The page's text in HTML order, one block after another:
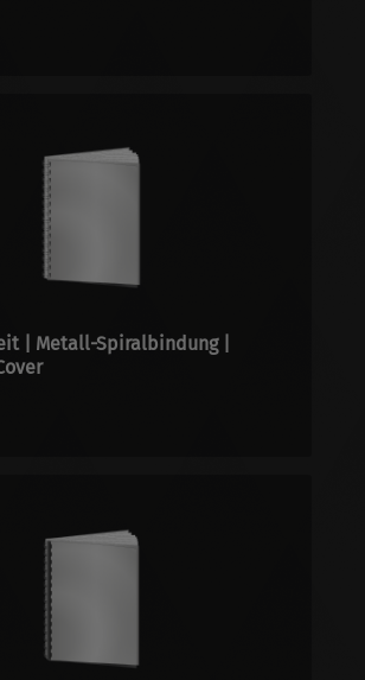
| Metall-Spiralbindung |